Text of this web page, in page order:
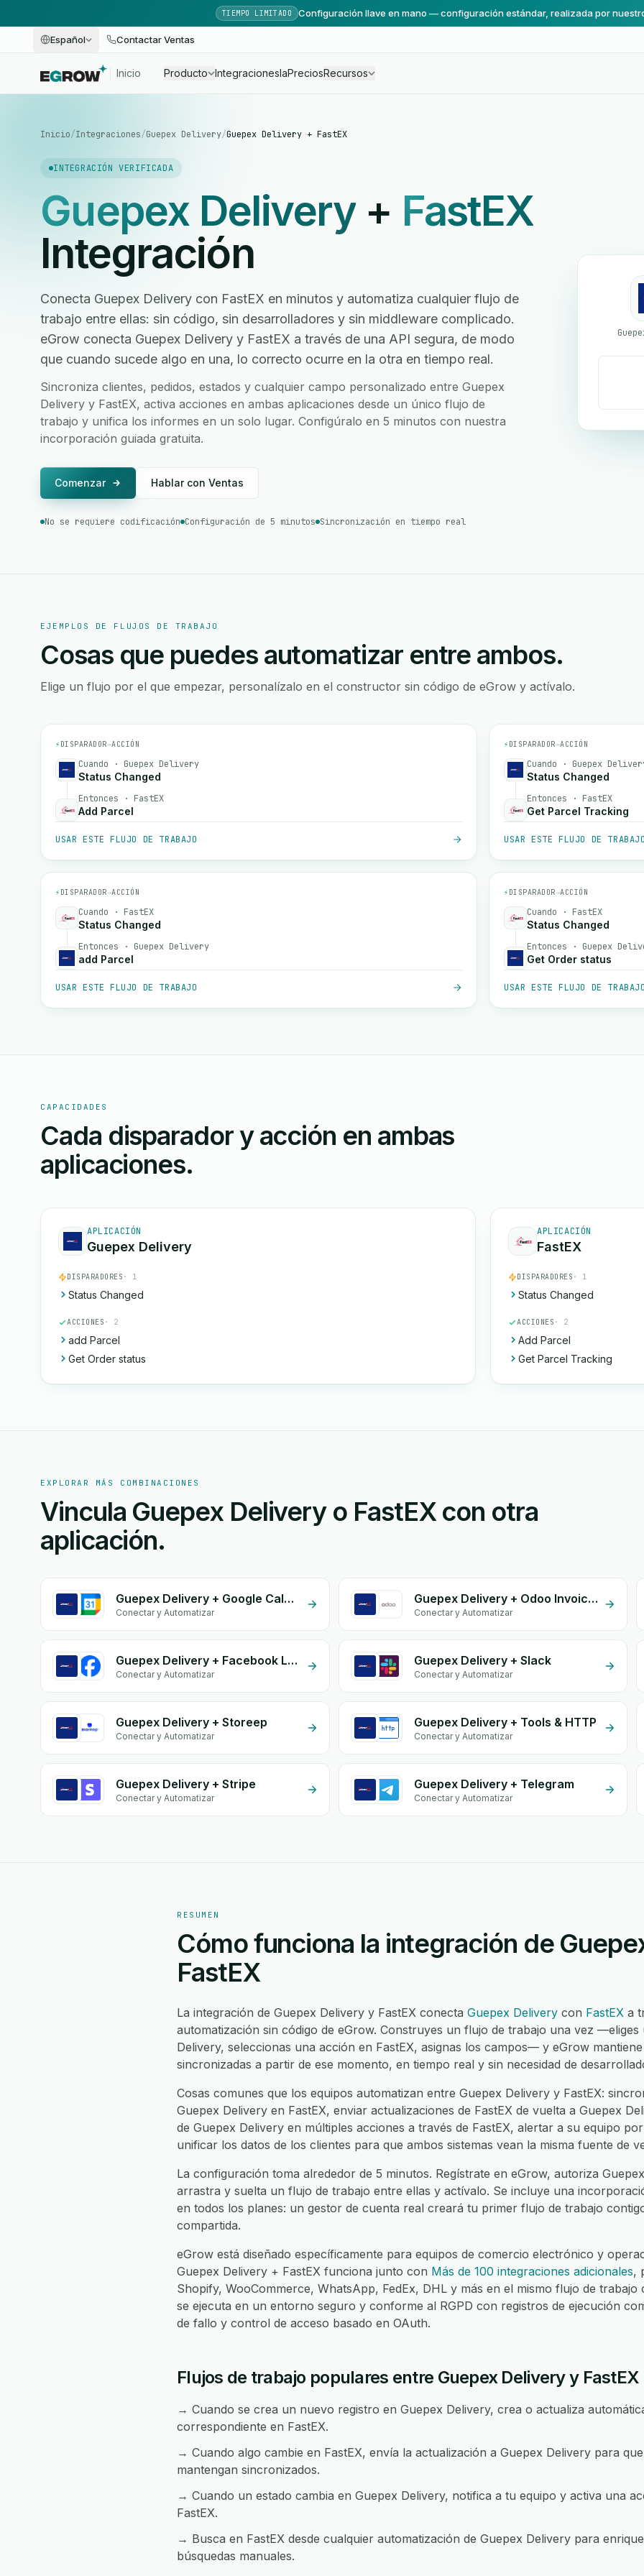
TIEMPO LIMITADO Configuración llave en mano — configuración estándar, realizada por
Español Contactar Ventas
Inicio Producto IntegracionesIaPreciosRecursos
Inicio/Integraciones/Guepex Delivery/Guepex Delivery + FastEX
INTEGRACIÓN VERIFICADA
Guepex Delivery+ FastEX
Integración
Conecta Guepex Delivery con FastEX en minutos y automatiza cualquier flujo de
trabajo entre ellas: sin código, sin desarrolladores y sin middleware complicado.
eGrow conecta Guepex Delivery y FastEX a través de una API segura, de modo
que cuando sucede algo en una, lo correcto ocurre en la otra en tiempo real.
Sincroniza clientes, pedidos, estados y cualquier campo personalizado entre Guepex
Delivery y FastEX, activa acciones en ambas aplicaciones desde un único flujo de
trabajo y unifica los informes en un solo lugar. Configúralo en 5 minutos con nuestra
incorporación guiada gratuita.
Comenzar Hablar con Ventas
No se requiere codificación Configuración de 5 minutos Sincronización en tiempo real
EJEMPLOS DE FLUJOS DE TRABAJO
Cosas que puedes automatizar entre ambos.
Elige un flujo por el que empezar, personalízalo en el constructor sin código de eGrow y actívalo.
⚡ DISPARADOR→ACCIÓN
Cuando · Guepex Delivery
Status Changed
Entonces · FastEX
Add Parcel
USAR ESTE FLUJO DE TRABAJO
⚡ DISPARADOR→ACCIÓN
Cuando · Guepex
Status Changed
Entonces · FastEX
Get Parcel Tracking
USAR ESTE FLUJO DE
⚡ DISPARADOR→ACCIÓN
Cuando · FastEX
Status Changed
Entonces · Guepex Delivery
add Parcel
USAR ESTE FLUJO DE TRABAJO
⚡ DISPARADOR→ACCIÓN
Cuando · FastEX
Status Changed
Entonces · Guepex
Get Order status
USAR ESTE FLUJO DE
CAPACIDADES
Cada disparador y acción en ambas
aplicaciones.
APLICACIÓN
Guepex Delivery
DISPARADORES · 1
Status Changed
ACCIONES · 2
add Parcel
Get Order status
APLICACIÓN
FastEX
DISPARADORES · 1
Status Changed
ACCIONES · 2
Add Parcel
Get Parcel Tracking
EXPLORAR MÁS COMBINACIONES
Vincula Guepex Delivery o FastEX con otra
aplicación.
Guepex Delivery + Google Calendar
Conectar y Automatizar
Guepex Delivery + Odoo Invoices
Conectar y Automatizar
Guepex Delivery + Facebook Leads
Conectar y Automatizar
Guepex Delivery + Slack
Conectar y Automatizar
Guepex Delivery + Storeep
Conectar y Automatizar
Guepex Delivery + Tools & HTTP
Conectar y Automatizar
Guepex Delivery + Stripe
Conectar y Automatizar
Guepex Delivery + Telegram
Conectar y Automatizar
RESUMEN
Cómo funciona la integración de
FastEX
La integración de Guepex Delivery y FastEX conecta Guepex Delivery con FastEX a
automatización sin código de eGrow. Construyes un flujo de trabajo una vez
Delivery, seleccionas una acción en FastEX, asignas los campos— y eGrow
sincronizadas a partir de ese momento, en tiempo real y sin necesidad de
Cosas comunes que los equipos automatizan entre Guepex Delivery y FastEX:
Guepex Delivery en FastEX, enviar actualizaciones de FastEX de vuelta a Guepex
de Guepex Delivery en múltiples acciones a través de FastEX, alertar a su equipo
unificar los datos de los clientes para que ambos sistemas vean la misma fuente de
La configuración toma alrededor de 5 minutos. Regístrate en eGrow, autoriza
arrastra y suelta un flujo de trabajo entre ellas y actívalo. Se incluye una
en todos los planes: un gestor de cuenta real creará tu primer flujo de trabajo
compartida.
eGrow está diseñado específicamente para equipos de comercio electrónico y
Guepex Delivery + FastEX funciona junto con Más de 100 integraciones adicionales,
Shopify, WooCommerce, WhatsApp, FedEx, DHL y más en el mismo flujo de trabajo
se ejecuta en un entorno seguro y conforme al RGPD con registros de ejecución
de fallo y control de acceso basado en OAuth.
Flujos de trabajo populares entre Guepex Delivery y FastEX
→ Cuando se crea un nuevo registro en Guepex Delivery, crea o actualiza
correspondiente en FastEX.
→ Cuando algo cambie en FastEX, envía la actualización a Guepex Delivery para
mantengan sincronizados.
→ Cuando un estado cambia en Guepex Delivery, notifica a tu equipo y activa una
FastEX.
→ Busca en FastEX desde cualquier automatización de Guepex Delivery para
búsquedas manuales.